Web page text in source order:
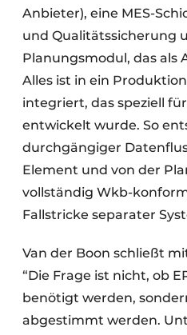
Anbieter), eine MES-
und Qualitätssicherung
Planungsmodul, das als
Alles ist in ein
integriert, das speziell
entwickelt wurde. So
durchgängiger
Element und von der
vollständig Wkb-
Fallstricke separater
Van der Boon schließt
“Die Frage ist nicht, ob
benötigt werden,
abgestimmt werden.